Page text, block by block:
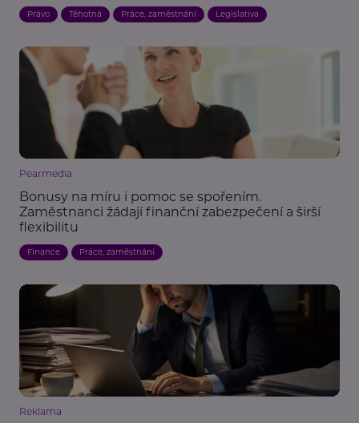
Právo Těhotná Práce, zaměstnání Legislativa
Pearmedia
Bonusy na míru i pomoc se spořením.
Zaměstnanci žádají finanční zabezpečení a širší
flexibilitu
Finance Práce, zaměstnání
Reklama